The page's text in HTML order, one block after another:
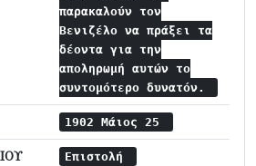
παρακαλούν τον
Βενιζέλο να πράξει τα
δέοντα για την
αποληρωμή αυτών το
συντομότερο δυνατόν.
1902 Μάιος 25
Επιστολή